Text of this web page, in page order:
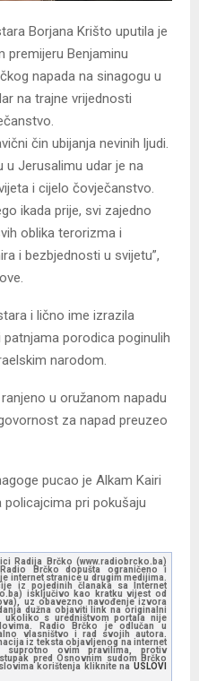
Borjana Krišto uputila je
premijeru Benjaminu
napada na sinagogu u
na trajne vrijednosti
čin ubijanja nevinih ljudi.
u Jerusalimu udar je na
i cijelo čovječanstvo.
ikada prije, svi zajedno
oblika terorizma i
i bezbjednosti u svijetu”,
i lično ime izrazila
porodica poginulih
narodom.
u oružanom napadu
za napad preuzeo
pucao je Alkam Kairi
pri pokušaju
Radija Brčko (www.radiobrcko.ba)
Brčko dopušta ograničeno i
internet stranice u drugim medijima.
iz pojedinih članaka sa Internet
isključivo kao kratku vijest od
uz obavezno navođenje izvora
dužna objaviti link na originalni
ukoliko s uredništvom portala nije
Radio Brčko je odlučan u
vlasništvo i rad svojih autora.
iz teksta objavljenog na internet
suprotno ovim pravilima, protiv
pred Osnovnim sudom Brčko
korištenja kliknite na USLOVI